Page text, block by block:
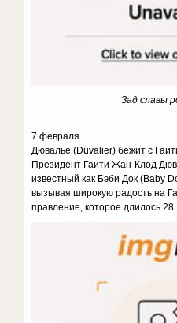
Зад славы
7 февраля
Дювалье (Duvalier) бежит с
Президент Гаити Жан-Клод
известный как Бэби Док (Baby
вызывая широкую радость на
правление, которое длилось 28